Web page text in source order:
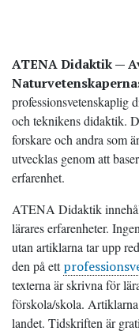
ATENA Didaktik —
professionsvetenskaplig
och teknikens didaktik.
forskare och andra som
utvecklas genom att
erfarenhet.
ATENA Didaktik
lärares erfarenheter.
utan artiklarna tar upp
den på ett
texterna är skrivna för
förskola/skola.
landet. Tidskriften är